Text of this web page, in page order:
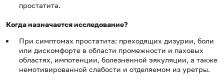
простатита.
Когда назначается исследование?
При симптомах простатита: преходящих дизурии, боли
или дискомфорте в области промежности и паховых
областях, импотенции, болезненной эякуляции, а также
немотивированной слабости и отделяемом из уретры.